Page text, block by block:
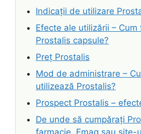
Indicații de utilizare
Efecte ale utilizării – Cum
Prostalis capsule?
Preț Prostalis
Mod de administrare –
utilizează Prostalis?
Prospect Prostalis –
De unde să cumpărați
farmacie, Emag sau site-